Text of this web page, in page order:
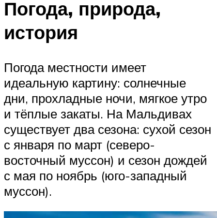
Погода, природа,
история
Погода местности имеет
идеальную картину: солнечные
дни, прохладные ночи, мягкое утро
и тёплые закаты. На Мальдивах
существует два сезона: сухой сезон
с января по март (северо-
восточный муссон) и сезон дождей
с мая по ноябрь (юго-западный
муссон).